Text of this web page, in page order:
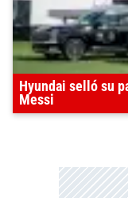
Hyundai selló su
Messi